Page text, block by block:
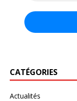
CATÉGORIES
Actualités